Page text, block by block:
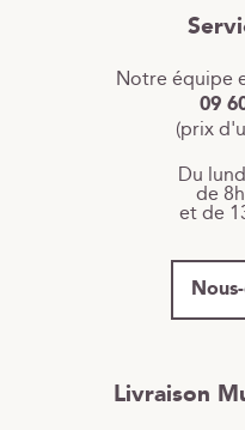
Notre équipe
09
(prix
Du
de
et de
Livraison